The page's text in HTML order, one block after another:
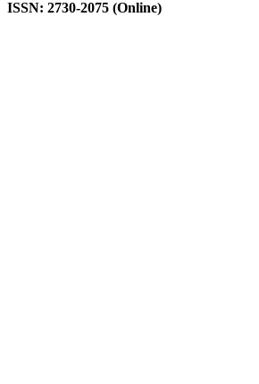
ISSN: 2730-2075 (Online)